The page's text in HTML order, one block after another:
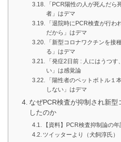
「PCR陽性の人が死んだ
者」はデマ
「退院時にPCR検査が行
だから」はデマ
「新型コロナワクチンを接
る」はデマ
「発症2日前 : 人にはうつ
い」は感覚論
「陽性者のペットボトル１
しない」はデマ
なぜPCR検査が抑制され新
したのか
【資料】PCR検査抑制論の
ツイッターより（犬飼淳氏）